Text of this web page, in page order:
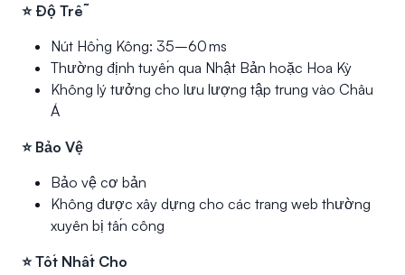
⭐ Độ Trễ
Nút Hồng Kông: 35–60 ms
Thường định tuyến qua Nhật Bản hoặc Hoa Kỳ
Không lý tưởng cho lưu lượng tập trung vào Châu
Á
⭐ Bảo Vệ
Bảo vệ cơ bản
Không được xây dựng cho các trang web thường
xuyên bị tấn công
⭐ Tốt Nhất Cho